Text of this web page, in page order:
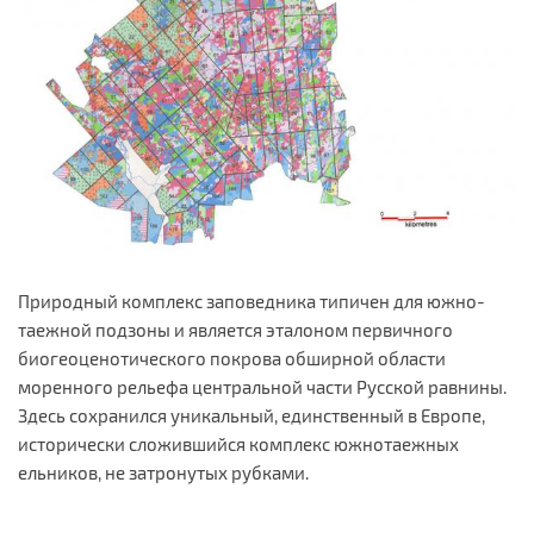
Природный комплекс заповедника типичен для южно-
таежной подзоны и является эталоном первичного
биогеоценотического покрова обширной области
моренного рельефа центральной части Русской равнины.
Здесь сохранился уникальный, единственный в Европе,
исторически сложившийся комплекс южнотаежных
ельников, не затронутых рубками.